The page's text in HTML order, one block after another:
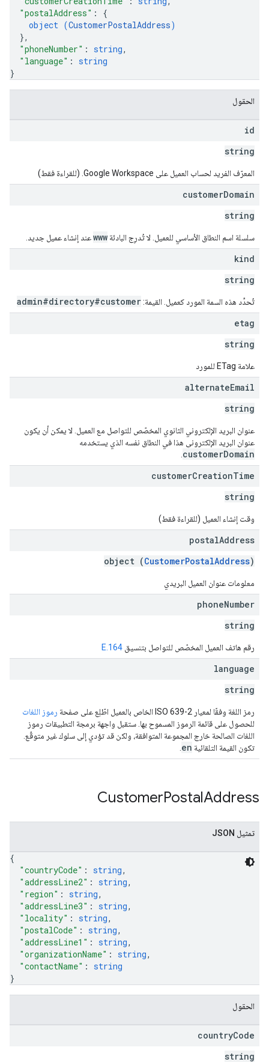
"postalAddress" : {
object (CustomerPostalAddress)
},
"phoneNumber" : string,
"language" : string
}
الحقول
id
string
المعرّف الفريد لحساب العميل على Google Workspace. (للقراءة فقط)
customerDomain
string
سلسلة اسم النطاق الأساسي للعميل. لا تُدرِج البادئة wwwعند إنشاء عميل جديد.
kind
string
تُحدِّد هذه السمة المورد كعميل. القيمة:admin#directory#customer
etag
string
علامة ETag للمورد
alternateEmail
string
عنوان البريد الإلكتروني الثانوي المخصّص للتواصل مع العميل. لا يمكن أن يكون
عنوان البريد الإلكتروني هذا في النطاق نفسه الذي يستخدمه
customerDomain
customerCreationTime
string
وقت إنشاء العميل (للقراءة فقط)
postalAddress
object (CustomerPostalAddress)
معلومات عنوان العميل البريدي
phoneNumber
string
رقم هاتف العميل المخصّص للتواصل بتنسيق E.164
language
string
رمز اللغة وفقًا لمعيار ISO 639-2 الخاص بالعميل اطّلِع على صفحة
رموز اللغات
للحصول على قائمة الرموز المسموح بها. ستقبل واجهة برمجة التطبيقات رموز
اللغات الصالحة خارج المجموعة المتوافقة، ولكن قد تؤدي إلى سلوك غير متوقّع.
تكون القيمة التلقائية en
CustomerPostalAddress
تمثيل JSON
{
"countryCode" : string,
"addressLine2" : string,
"region" : string,
"addressLine3" : string,
"locality" : string,
"postalCode" : string,
"addressLine1" : string,
"organizationName" : string,
"contactName" : string
}
الحقول
countryCode
string